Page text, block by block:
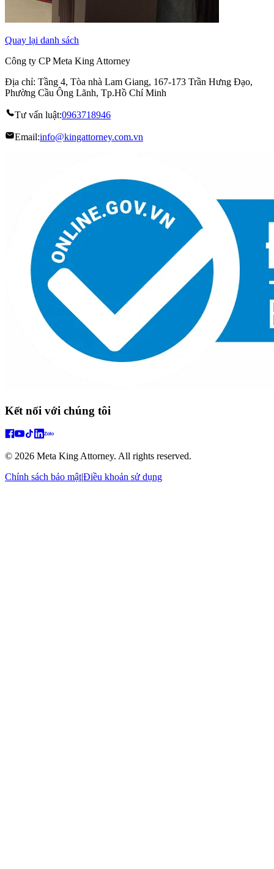
Quay lại danh sách
Công ty CP Meta King Attorney
Địa chỉ: Tầng 4, Tòa nhà Lam Giang, 167-173 Trần Hưng Đạo,
Phường Cầu Ông Lãnh, Tp.Hồ Chí Minh
Tư vấn luật:0963718946
Email:info@kingattorney.com.vn
Kết nối với chúng tôi
© 2026 Meta King Attorney. All rights reserved.
Chính sách bảo mật|Điều khoản sử dụng